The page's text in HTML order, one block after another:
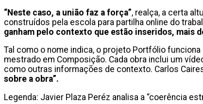
“Neste caso, a união faz a força”, realça, a certa
construídos pela escola para partilha online do
ganham pelo contexto que estão inseridos, mais
Tal como o nome indica, o projeto Portfólio funciona
mestrado em Composição. Cada obra inclui um
como outras informações de contexto. Carlos
sobre a obra”.
Legenda: Javier Plaza Peréz analisa a “coerência